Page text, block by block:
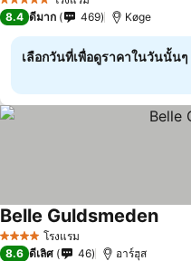
5 ดาว
8.4 ดีมาก 469 Køge
เลือกวันที่เพื่อดูราคาในวันนั้นๆ
4 ดาว โรงแรม
Belle Guldsmeden
8.6 ดีเลิศ 46 อาร์ฮุส